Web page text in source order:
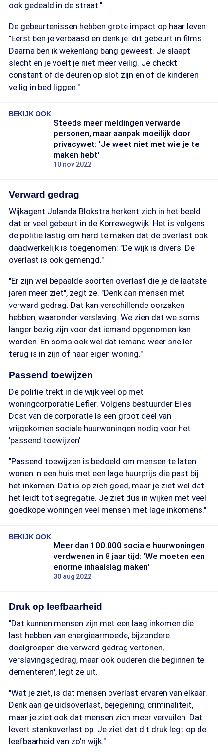
ook gedeald in de straat."
De gebeurtenissen hebben grote impact op haar leven:
"Eerst ben je verbaasd en denk je: dit gebeurt in films.
Daarna ben ik wekenlang bang geweest. Je slaapt
slecht en je voelt je niet meer veilig. Je checkt
constant of de deuren op slot zijn en of de kinderen
veilig in bed liggen."
BEKIJK OOK
Steeds meer meldingen verwarde
personen, maar aanpak moeilijk door
privacywet: 'Je weet niet met wie je te
maken hebt'
10 nov 2022
Verward gedrag
Wijkagent Jolanda Blokstra herkent zich in het beeld
dat er veel gebeurt in de Korrewegwijk. Het is volgens
de politie lastig om hard te maken dat de overlast ook
daadwerkelijk is toegenomen: "De wijk is divers. De
overlast is ook gemengd."
"Er zijn wel bepaalde soorten overlast die je de laatste
jaren meer ziet", zegt ze. "Denk aan mensen met
verward gedrag. Dat kan verschillende oorzaken
hebben, waaronder verslaving. We zien dat we soms
langer bezig zijn voor dat iemand opgenomen kan
worden. En soms ook wel dat iemand weer sneller
terug is in zijn of haar eigen woning."
Passend toewijzen
De politie trekt in de wijk veel op met
woningcorporatie Lefier. Volgens bestuurder Elles
Dost van de corporatie is een groot deel van
vrijgekomen sociale huurwoningen nodig voor het
'passend toewijzen'.
"Passend toewijzen is bedoeld om mensen te laten
wonen in een huis met een lage huurprijs die past bij
het inkomen. Dat is op zich goed, maar je ziet wel dat
het leidt tot segregatie. Je ziet dus in wijken met veel
goedkope woningen veel mensen met lage inkomens."
BEKIJK OOK
Meer dan 100.000 sociale huurwoningen
verdwenen in 8 jaar tijd: 'We moeten een
enorme inhaalslag maken'
30 aug 2022
Druk op leefbaarheid
"Dat kunnen mensen zijn met een laag inkomen die
last hebben van energiearmoede, bijzondere
doelgroepen die verward gedrag vertonen,
verslavingsgedrag, maar ook ouderen die beginnen te
dementeren", legt ze uit.
"Wat je ziet, is dat mensen overlast ervaren van elkaar.
Denk aan geluidsoverlast, bejegening, criminaliteit,
maar je ziet ook dat mensen zich meer vervuilen. Dat
levert stankoverlast op. Je ziet dat dit druk legt op de
leefbaarheid van zo'n wijk."